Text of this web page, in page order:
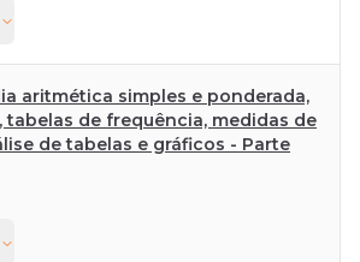
aritmética simples e ponderada,
tabelas de frequência, medidas de
de tabelas e gráficos - Parte